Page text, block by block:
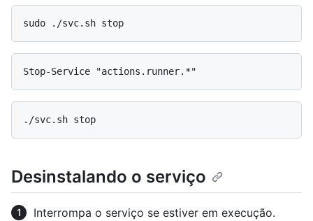
Desinstalando o serviço
Interrompa o serviço se estiver em execução.